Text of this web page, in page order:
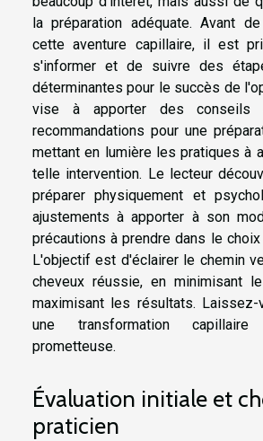
la préparation adéquate. Avant
cette aventure capillaire, il est
s'informer et de suivre des
déterminantes pour le succès de
vise à apporter des
recommandations pour une
mettant en lumière les pratiques à
telle intervention. Le lecteur
préparer physiquement et
ajustements à apporter à son
précautions à prendre dans le
L'objectif est d'éclairer le chemin
cheveux réussie, en minimisant
maximisant les résultats.
une transformation
prometteuse.
Évaluation initiale et
praticien